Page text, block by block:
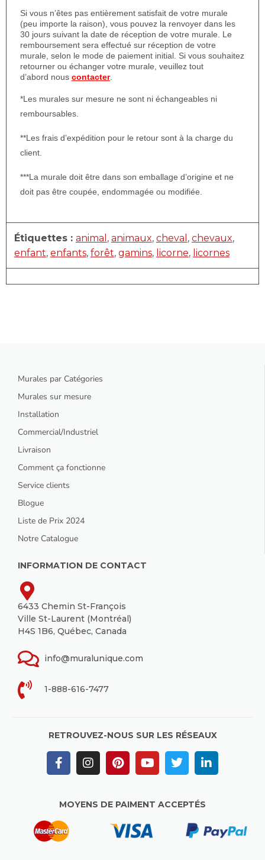
Si vous n’êtes pas entièrement satisfait de votre murale
(peu importe la raison), vous pouvez la renvoyer dans les
30 jours suivant la date de réception de votre murale. Le
remboursement sera effectué sur réception de votre
murale, selon le mode de paiement initial. Si vous souhaitez
retourner ou échanger votre murale, veuillez tout
d’abord nous contacter.
*Les murales sur mesure ne sont ni échangeables ni
remboursables.
**Les frais d’expédition pour le retour sont à la charge du
client.
***La murale doit être dans son emballage d’origine et ne
doit pas être coupée, endommagée ou modifiée.
Étiquettes : animal , animaux, cheval , chevaux,
enfant, enfants, forêt, gamins, licorne, licornes
Murales par Catégories
Murales sur mesure
Installation
Commercial/Industriel
Livraison
Comment ça fonctionne
Service clients
Blogue
Liste de Prix 2024
Notre Catalogue
INFORMATION DE CONTACT
6433 Chemin St-François
Ville St-Laurent (Montréal)
H4S 1B6, Québec, Canada
info@muralunique.com
1-888-616-7477
RETROUVEZ-NOUS SUR LES RÉSEAUX
MOYENS DE PAIMENT ACCEPTÉS